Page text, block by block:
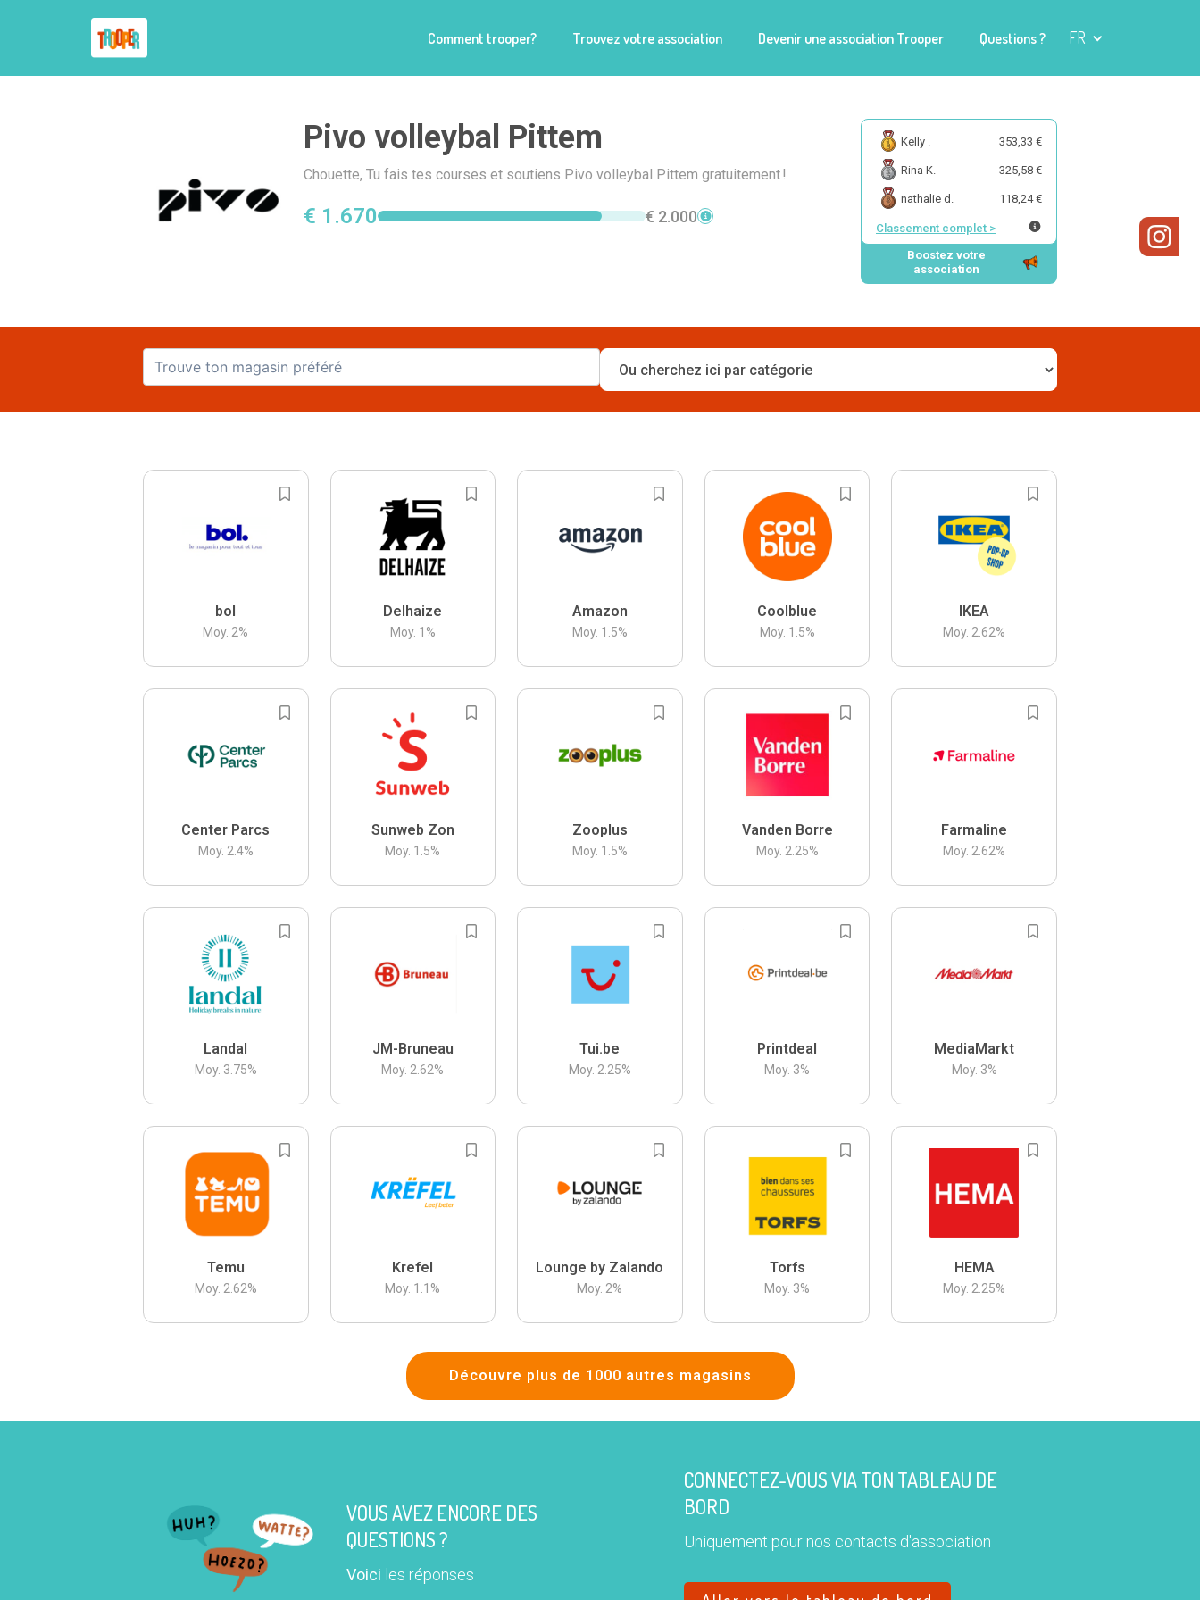
Comment trooper? Trouvez votre association Devenir une association Trooper Questions ? FR
Pivo volleybal Pittem
Chouette, Tu fais tes courses et soutiens Pivo volleybal Pittem gratuitement !
€ 1.670 € 2.000
Kelly . 353,33 €
Rina K. 325,58 €
nathalie d. 118,24 €
Classement complet >
Boostez votre
association
bol
Moy. 2%
Delhaize
Moy. 1 %
Amazon
Moy. 1.5%
Coolblue
Moy. 1.5%
IKEA
Moy. 2.62%
Center Parcs
Moy. 2.4%
Sunweb Zon
Moy. 1.5%
Zooplus
Moy. 1.5%
Vanden Borre
Moy. 2.25%
Farmaline
Moy. 2.62%
Landal
Moy. 3.75%
JM-Bruneau
Moy. 2.62%
Tui.be
Moy. 2.25%
Printdeal
Moy. 3%
MediaMarkt
Moy. 3%
Temu
Moy. 2.62%
Krefel
Moy. 1.1 %
Lounge by Zalando
Moy. 2%
Torfs
Moy. 3%
HEMA
Moy. 2.25%
Découvre plus de 1000 autres magasins
VOUS AVEZ ENCORE DES
QUESTIONS ?
Voici les réponses
CONNECTEZ-VOUS VIA TON TABLEAU DE
BORD
Uniquement pour nos contacts d'association